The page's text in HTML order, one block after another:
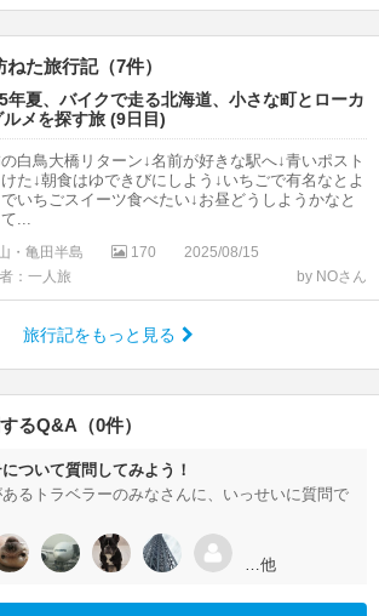
た旅行記（7件）
年夏、バイクで走る北海道、小さな町とローカ
ルメを探す旅 (9日目)
白鳥大橋リターン↓名前が好きな駅へ↓青いポスト
た↓朝食はゆできびにしよう↓いちごで有名なとよ
いちごスイーツ食べたい↓お昼どうしようかなと
...
・亀田半島 170
2025/08/15
：一人旅
by NOさん
旅行記をもっと見る
るQ&A（0件）
ついて質問してみよう！
るトラベラーのみなさんに、いっせいに質問で
…他